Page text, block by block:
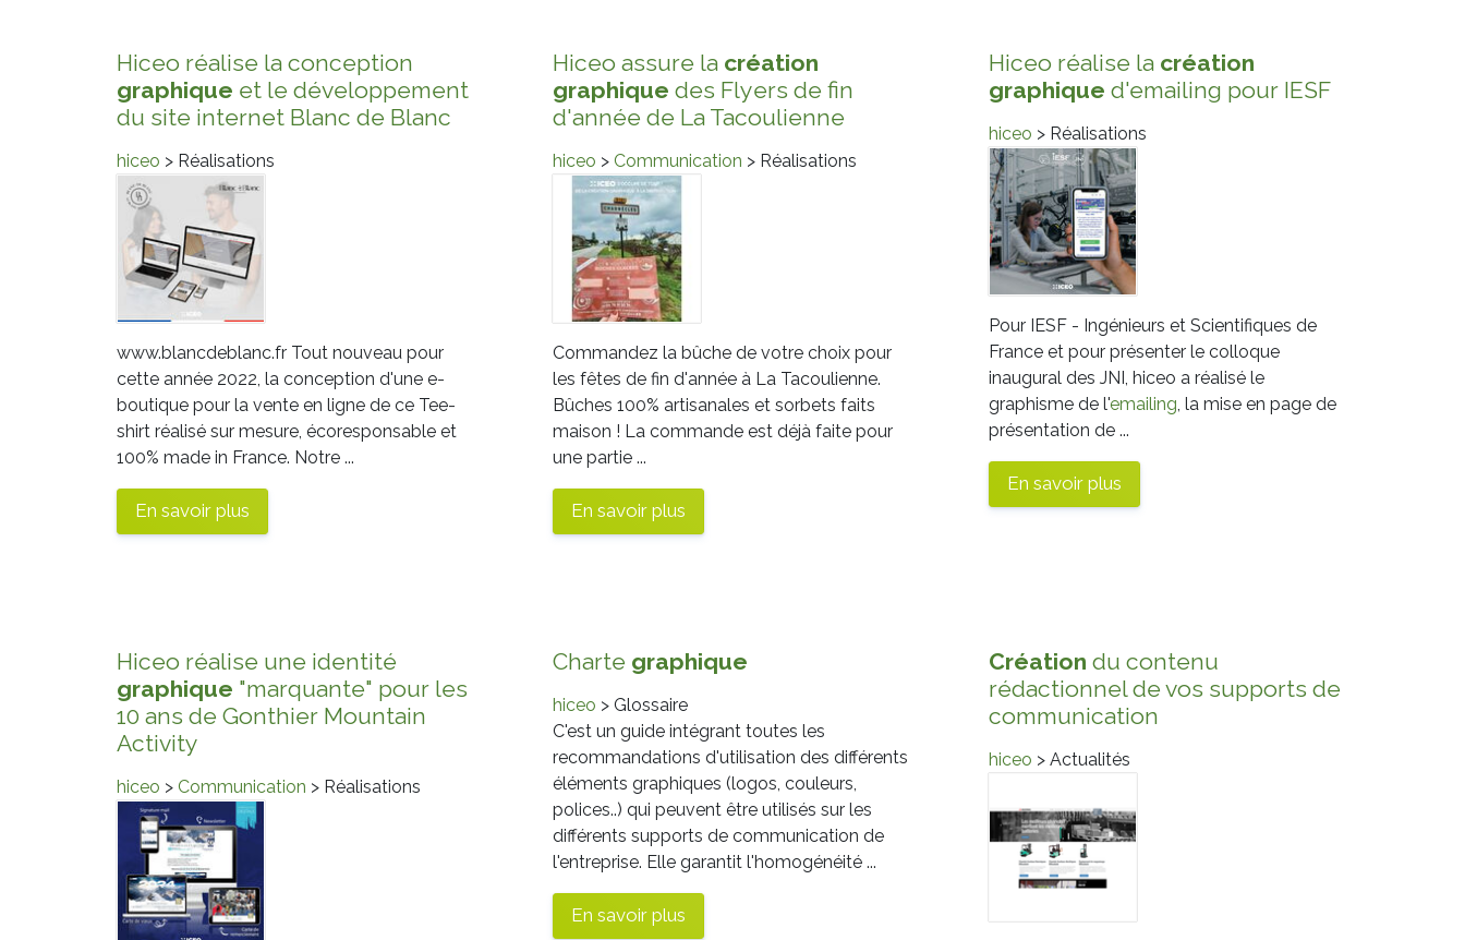
Hiceo réalise la conception
graphique et le développement
du site internet Blanc de Blanc
hiceo > Réalisations
www.blancdeblanc.fr Tout nouveau pour
cette année 2022, la conception d'une e-
boutique pour la vente en ligne de ce Tee-
shirt réalisé sur mesure, écoresponsable et
100% made in France. Notre ...
En savoir plus
Hiceo assure la création
graphique des Flyers de fin
d'année de La Tacoulienne
hiceo > Communication > Réalisations
Commandez la bûche de votre choix pour
les fêtes de fin d'année à La Tacoulienne.
Bûches 100% artisanales et sorbets faits
maison ! La commande est déjà faite pour
une partie ...
En savoir plus
Hiceo réalise la création
graphique d'emailing pour IESF
hiceo > Réalisations
Pour IESF - Ingénieurs et Scientifiques de
France et pour présenter le colloque
inaugural des JNI, hiceo a réalisé le
graphisme de l'emailing, la mise en page de
présentation de ...
En savoir plus
Hiceo réalise une identité
graphique "marquante" pour les
10 ans de Gonthier Mountain
Activity
hiceo > Communication > Réalisations
Charte graphique
hiceo > Glossaire
C'est un guide intégrant toutes les
recommandations d'utilisation des différents
éléments graphiques (logos, couleurs,
polices..) qui peuvent être utilisés sur les
différents supports de communication de
l'entreprise. Elle garantit l'homogénéité ...
En savoir plus
Création du contenu
rédactionnel de vos supports de
communication
hiceo > Actualités